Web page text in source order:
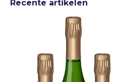
Recente artikelen